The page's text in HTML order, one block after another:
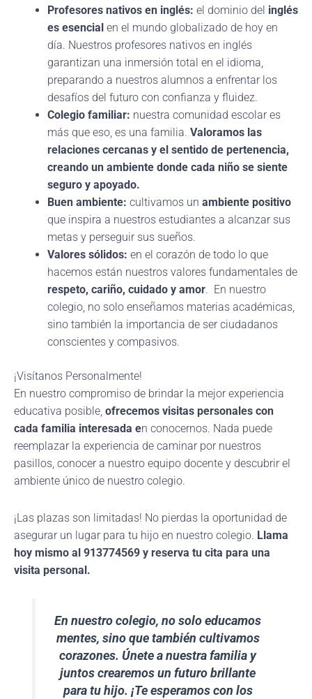
Profesores nativos en inglés: el dominio del inglés
es esencial en el mundo globalizado de hoy en
día. Nuestros profesores nativos en inglés
garantizan una inmersión total en el idioma,
preparando a nuestros alumnos a enfrentar los
desafíos del futuro con confianza y fluidez.
Colegio familiar: nuestra comunidad escolar es
más que eso, es una familia. Valoramos las
relaciones cercanas y el sentido de pertenencia,
creando un ambiente donde cada niño se siente
seguro y apoyado.
Buen ambiente: cultivamos un ambiente positivo
que inspira a nuestros estudiantes a alcanzar sus
metas y perseguir sus sueños.
Valores sólidos: en el corazón de todo lo que
hacemos están nuestros valores fundamentales de
respeto, cariño, cuidado y amor. En nuestro
colegio, no solo enseñamos materias académicas,
sino también la importancia de ser ciudadanos
conscientes y compasivos.
¡Visítanos Personalmente!
En nuestro compromiso de brindar la mejor experiencia
educativa posible, ofrecemos visitas personales con
cada familia interesada en conocernos. Nada puede
reemplazar la experiencia de caminar por nuestros
pasillos, conocer a nuestro equipo docente y descubrir el
ambiente único de nuestro colegio.
¡Las plazas son limitadas! No pierdas la oportunidad de
asegurar un lugar para tu hijo en nuestro colegio. Llama
hoy mismo al 913774569 y reserva tu cita para una
visita personal.
En nuestro colegio, no solo educamos
mentes, sino que también cultivamos
corazones. Únete a nuestra familia y
juntos crearemos un futuro brillante
para tu hijo. ¡Te esperamos con los